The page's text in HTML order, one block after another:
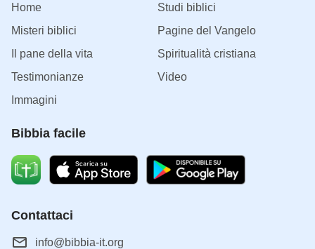
Home
Studi biblici
Misteri biblici
Pagine del Vangelo
Il pane della vita
Spiritualità cristiana
Testimonianze
Video
Immagini
Bibbia facile
Contattaci
info@bibbia-it.org